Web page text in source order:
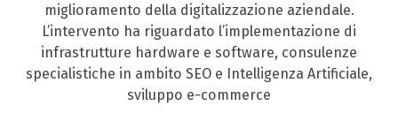
miglioramento della digitalizzazione aziendale.
L’intervento ha riguardato l’implementazione di
infrastrutture hardware e software, consulenze
specialistiche in ambito SEO e Intelligenza Artificiale,
sviluppo e-commerce